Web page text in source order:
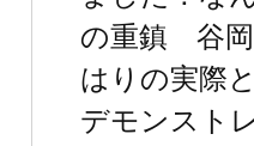
の重鎮 谷岡
はりの実際
デモンスト